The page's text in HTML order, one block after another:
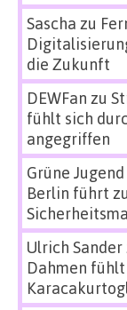
Sascha zu
die Zukunft
DEWFan zu
fühlt sich
angegriffen
Grüne
Berlin führt
Ulrich Sander
Dahmen